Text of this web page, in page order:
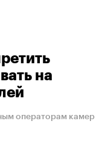
на
операторам камер